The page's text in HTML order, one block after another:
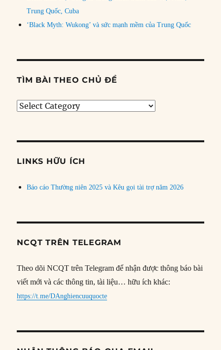
Trung Quốc, Cuba
‘Black Myth: Wukong’ và sức mạnh mềm của Trung Quốc
TÌM BÀI THEO CHỦ ĐỀ
Tìm
đề
LINKS HỮU ÍCH
Báo cáo Thường niên 2025 và Kêu gọi tài trợ năm 2026
NCQT TRÊN TELEGRAM
Theo dõi NCQT trên Telegram để nhận được thông báo bài
viết mới và các thông tin, tài liệu… hữu ích khác:
https://t.me/DAnghiencuuquocte